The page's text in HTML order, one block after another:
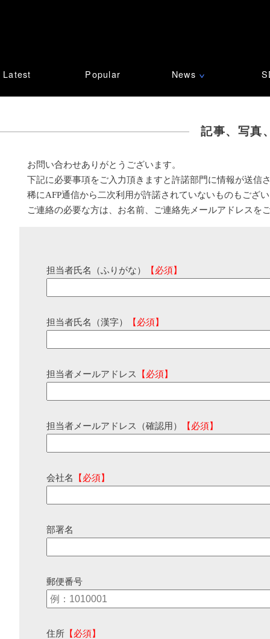
Latest Popular News ∨
記事、写真
お問い合わせありがとうございます。
下記に必要事項をご入力頂きますと許諾部門に情報が送信
稀にAFP通信から二次利用が許諾されていないものもござ
ご連絡の必要な方は、お名前、ご連絡先メールアドレスを
担当者氏名（ふりがな） 【必須】
担当者氏名（漢字） 【必須】
担当者メールアドレス 【必須】
担当者メールアドレス（確認用） 【必須】
会社名 【必須】
部署名
郵便番号
住所 【必須】